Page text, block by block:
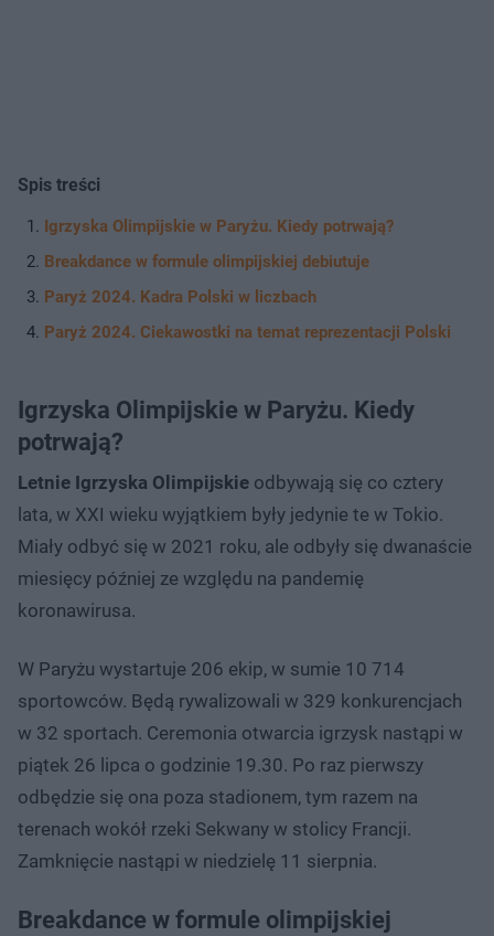
Spis treści
Igrzyska Olimpijskie w Paryżu. Kiedy potrwają?
Breakdance w formule olimpijskiej debiutuje
Paryż 2024. Kadra Polski w liczbach
Paryż 2024. Ciekawostki na temat reprezentacji Polski
Igrzyska Olimpijskie w Paryżu. Kiedy
potrwają?
Letnie Igrzyska Olimpijskie odbywają się co cztery
lata, w XXI wieku wyjątkiem były jedynie te w Tokio.
Miały odbyć się w 2021 roku, ale odbyły się dwanaście
miesięcy później ze względu na pandemię
koronawirusa.
W Paryżu wystartuje 206 ekip, w sumie 10 714
sportowców. Będą rywalizowali w 329 konkurencjach
w 32 sportach. Ceremonia otwarcia igrzysk nastąpi w
piątek 26 lipca o godzinie 19.30. Po raz pierwszy
odbędzie się ona poza stadionem, tym razem na
terenach wokół rzeki Sekwany w stolicy Francji.
Zamknięcie nastąpi w niedzielę 11 sierpnia.
Breakdance w formule olimpijskiej